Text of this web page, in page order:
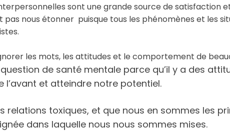
sont une grande source de satisfaction
pas nous étonner puisque tous les phénomènes et les
les mots, les attitudes et le comportement de
de santé mentale parce qu’il y a des
l’avant et atteindre notre potentiel.
toxiques, et que nous en sommes les
dans laquelle nous nous sommes mises.